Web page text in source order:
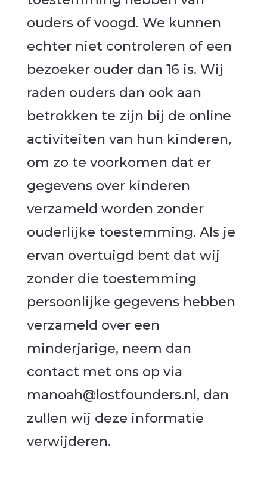
ouders of voogd. We kunnen
echter niet controleren of een
bezoeker ouder dan 16 is. Wij
raden ouders dan ook aan
betrokken te zijn bij de online
activiteiten van hun kinderen,
om zo te voorkomen dat er
gegevens over kinderen
verzameld worden zonder
ouderlijke toestemming. Als je
ervan overtuigd bent dat wij
zonder die toestemming
persoonlijke gegevens hebben
verzameld over een
minderjarige, neem dan
contact met ons op via
manoah@lostfounders.nl, dan
zullen wij deze informatie
verwijderen.